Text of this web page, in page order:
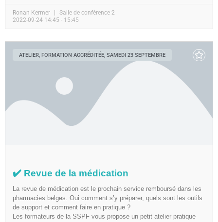
Ronan Kermer
Salle de conférence 2
2022-09-24 14:45 - 15:45
ATELIER, FORMATION ACCRÉDITÉE, SAMEDI 23 SEPTEMBRE
✔️ Revue de la médication
La revue de médication est le prochain service remboursé dans les
pharmacies belges. Oui comment s’y préparer, quels sont les outils
de support et comment faire en pratique ?
Les formateurs de la SSPF vous propose un petit atelier pratique